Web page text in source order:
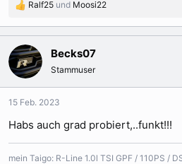
R
a
k
t
i
o
n
n
Ralf25 und Moosi22
Becks07
Stammuser
15 Feb. 2023
Habs auch grad probiert,..funkt!!!
mein Taigo: R-Line 1.0l TSI GPF / 110PS /